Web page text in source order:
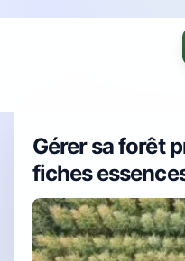
Gérer sa forêt
fiches